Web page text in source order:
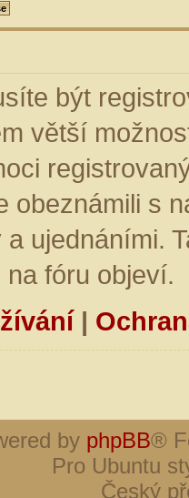
být
větší
obeznámili s
ujednáními.
fóru objeví.
|
by phpBB®
Pro Ubuntu
Český